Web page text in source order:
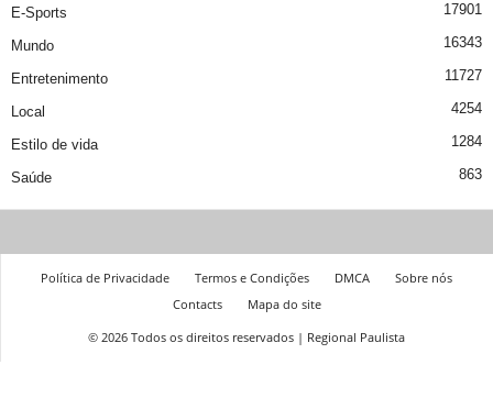
E-Sports 17901
Mundo 16343
Entretenimento 11727
Local 4254
Estilo de vida 1284
Saúde 863
Política de Privacidade Termos e Condições DMCA
Sobre nós
Contacts
Mapa do site
© 2026 Todos os direitos reservados | Regional Paulista